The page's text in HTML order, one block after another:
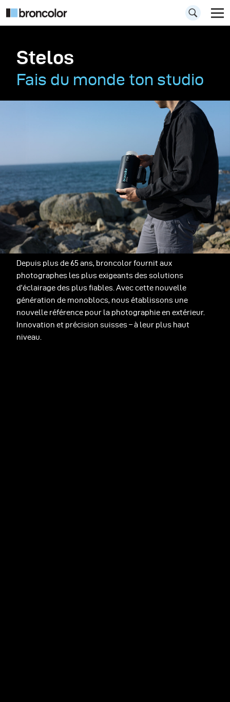
Stelos
Fais du monde ton studio
Depuis plus de 65 ans, broncolor fournit aux
photographes les plus exigeants des solutions
d’éclairage des plus fiables. Avec cette nouvelle
génération de monoblocs, nous établissons une
nouvelle référence pour la photographie en extérieur.
Innovation et précision suisses – à leur plus haut
niveau.